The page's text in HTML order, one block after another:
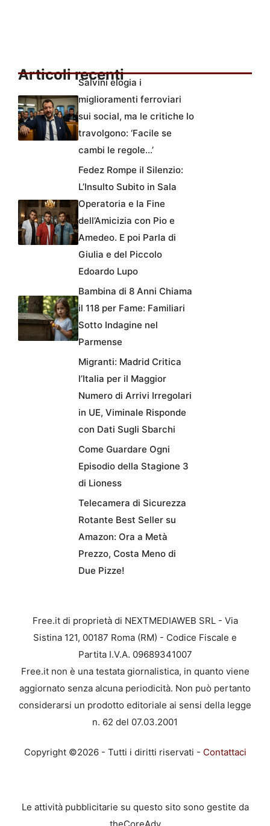
Articoli recenti
Salvini elogia i
miglioramenti ferroviari
sui social, ma le critiche lo
travolgono: ‘Facile se
cambi le regole…’
Fedez Rompe il Silenzio:
L’Insulto Subito in Sala
Operatoria e la Fine
dell’Amicizia con Pio e
Amedeo. E poi Parla di
Giulia e del Piccolo
Edoardo Lupo
Bambina di 8 Anni Chiama
il 118 per Fame: Familiari
Sotto Indagine nel
Parmense
Migranti: Madrid Critica
l’Italia per il Maggior
Numero di Arrivi Irregolari
in UE, Viminale Risponde
con Dati Sugli Sbarchi
Come Guardare Ogni
Episodio della Stagione 3
di Lioness
Telecamera di Sicurezza
Rotante Best Seller su
Amazon: Ora a Metà
Prezzo, Costa Meno di
Due Pizze!
Free.it di proprietà di NEXTMEDIAWEB SRL - Via
Sistina 121, 00187 Roma (RM) - Codice Fiscale e
Partita I.V.A. 09689341007
Free.it non è una testata giornalistica, in quanto viene
aggiornato senza alcuna periodicità. Non può pertanto
considerarsi un prodotto editoriale ai sensi della legge
n. 62 del 07.03.2001
Copyright ©2026 - Tutti i diritti riservati - Contattaci
Le attività pubblicitarie su questo sito sono gestite da